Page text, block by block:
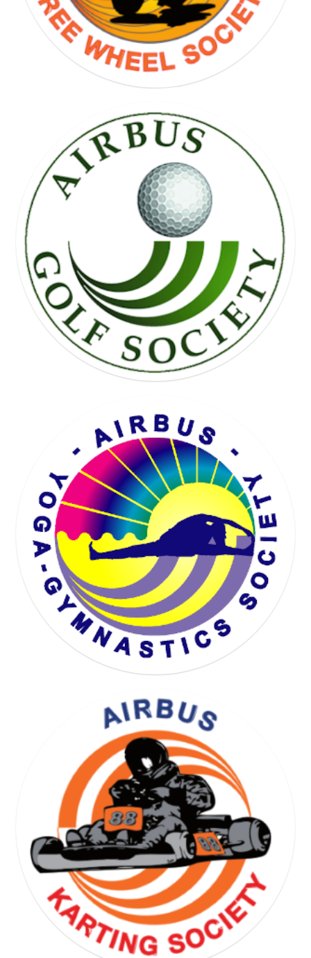
FREE WHEEL SOCIETY
YOGA GYMNASTICS SOCIETY
KARTING SOCIETY